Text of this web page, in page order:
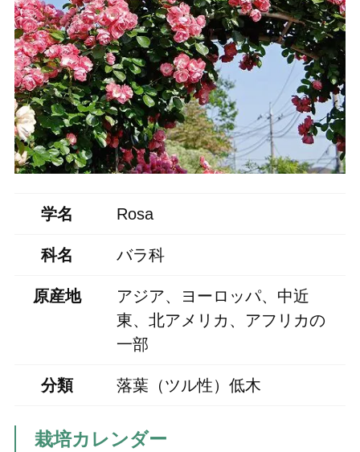
学名 Rosa
科名 バラ科
原産地
アジア、ヨーロッパ、中近
東、北アメリカ、アフリカの
一部
分類 落葉（ツル性）低木
栽培カレンダー